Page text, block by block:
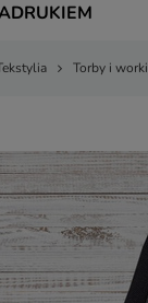
Torby i worki